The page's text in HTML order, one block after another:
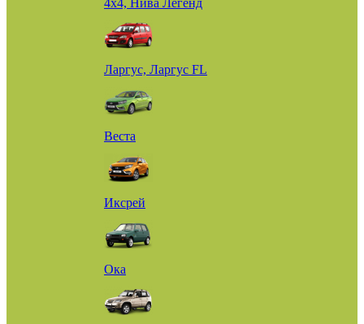
4х4, Нива Легенд
Ларгус, Ларгус FL
Веста
Иксрей
Ока